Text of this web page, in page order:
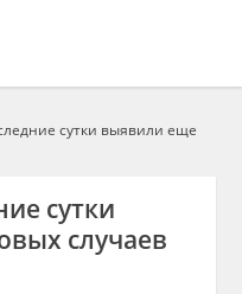
сутки выявили еще
сутки
случаев